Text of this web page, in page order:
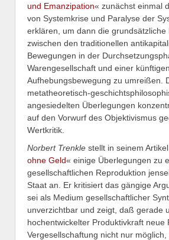
und Emanzipation« zunächst einmal
von Systemkrise und Paralyse der
erklären, um dann die grundsätzliche
zwischen den traditionellen
Bewegungen in der
Warengesellschaft und einer künftigen
Aufhebungsbewegung zu umreißen.
metatheoretisch-
angesiedelten Überlegungen
auf den Vorwurf des Objektivismus
Wertkritik.
Norbert Trenkle stellt in seinem
ohne Geld« einige Überlegungen zu
gesellschaftlichen Reproduktion
Staat an. Er kritisiert das gängige
sei als Medium gesellschaftlicher
unverzichtbar und zeigt, daß gerade
hochentwickelter Produktivkraft neue
Vergesellschaftung nicht nur